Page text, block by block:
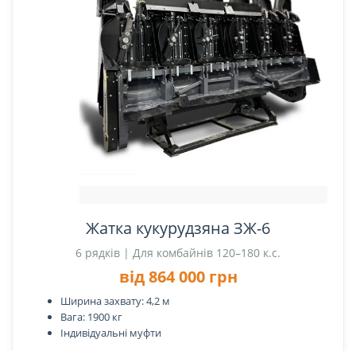
Жатка кукурудзяна ЗЖ-6
6 рядків | Для комбайнів 120–180 к.с.
від 864 000 грн
Ширина захвату: 4,2 м
Вага: 1900 кг
Індивідуальні муфти